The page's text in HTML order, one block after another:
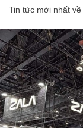
Tin tức mới nhất về